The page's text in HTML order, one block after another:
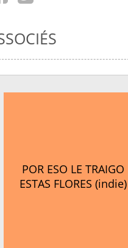
POR ESO LE TRAIGO
ESTAS FLORES (indie)